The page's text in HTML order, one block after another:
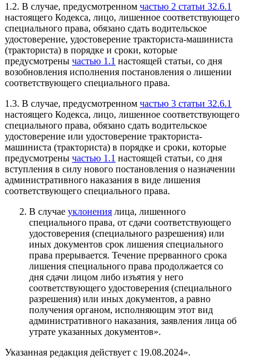
1.2. В случае, предусмотренном частью 2 статьи 32.6.1
настоящего Кодекса, лицо, лишенное соответствующего
специального права, обязано сдать водительское
удостоверение, удостоверение тракториста-машиниста
(тракториста) в порядке и сроки, которые
предусмотрены частью 1.1 настоящей статьи, со дня
возобновления исполнения постановления о лишении
соответствующего специального права.
1.3. В случае, предусмотренном частью 3 статьи 32.6.1
настоящего Кодекса, лицо, лишенное соответствующего
специального права, обязано сдать водительское
удостоверение или удостоверение тракториста-
машиниста (тракториста) в порядке и сроки, которые
предусмотрены частью 1.1 настоящей статьи, со дня
вступления в силу нового постановления о назначении
административного наказания в виде лишения
соответствующего специального права.
В случае уклонения лица, лишенного
специального права, от сдачи соответствующего
удостоверения (специального разрешения) или
иных документов срок лишения специального
права прерывается. Течение прерванного срока
лишения специального права продолжается со
дня сдачи лицом либо изъятия у него
соответствующего удостоверения (специального
разрешения) или иных документов, а равно
получения органом, исполняющим этот вид
административного наказания, заявления лица об
утрате указанных документов».
Указанная редакция действует с 19.08.2024».